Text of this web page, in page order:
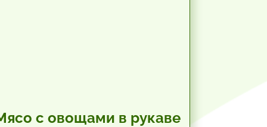
с овощами в рукаве